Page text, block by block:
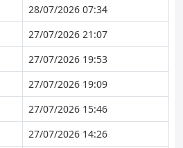
28/07/2026 07:34
27/07/2026 21:07
27/07/2026 19:53
27/07/2026 19:09
27/07/2026 15:46
27/07/2026 14:26